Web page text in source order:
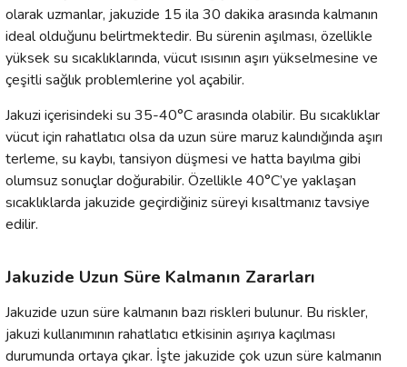
olarak uzmanlar, jakuzide 15 ila 30 dakika arasında kalmanın
ideal olduğunu belirtmektedir. Bu sürenin aşılması, özellikle
yüksek su sıcaklıklarında, vücut ısısının aşırı yükselmesine ve
çeşitli sağlık problemlerine yol açabilir.
Jakuzi içerisindeki su 35-40°C arasında olabilir. Bu sıcaklıklar
vücut için rahatlatıcı olsa da uzun süre maruz kalındığında aşırı
terleme, su kaybı, tansiyon düşmesi ve hatta bayılma gibi
olumsuz sonuçlar doğurabilir. Özellikle 40°C’ye yaklaşan
sıcaklıklarda jakuzide geçirdiğiniz süreyi kısaltmanız tavsiye
edilir.
Jakuzide Uzun Süre Kalmanın Zararları
Jakuzide uzun süre kalmanın bazı riskleri bulunur. Bu riskler,
jakuzi kullanımının rahatlatıcı etkisinin aşırıya kaçılması
durumunda ortaya çıkar. İşte jakuzide çok uzun süre kalmanın